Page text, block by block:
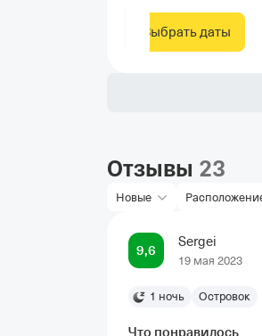
Выбрать даты
Отзывы 23
Новые
9,6
Sergei
19 мая 2023
1 ночь Островок
Что понравилось